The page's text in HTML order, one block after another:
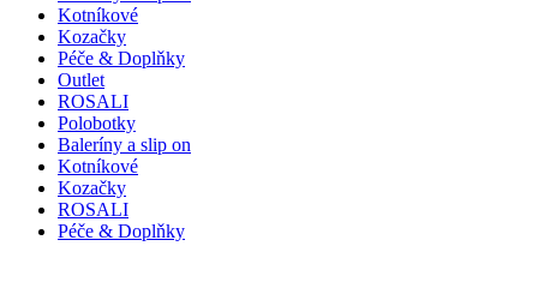
Kotníkové
Kozačky
Péče & Doplňky
Outlet
ROSALI
Polobotky
Baleríny a slip on
Kotníkové
Kozačky
ROSALI
Péče & Doplňky